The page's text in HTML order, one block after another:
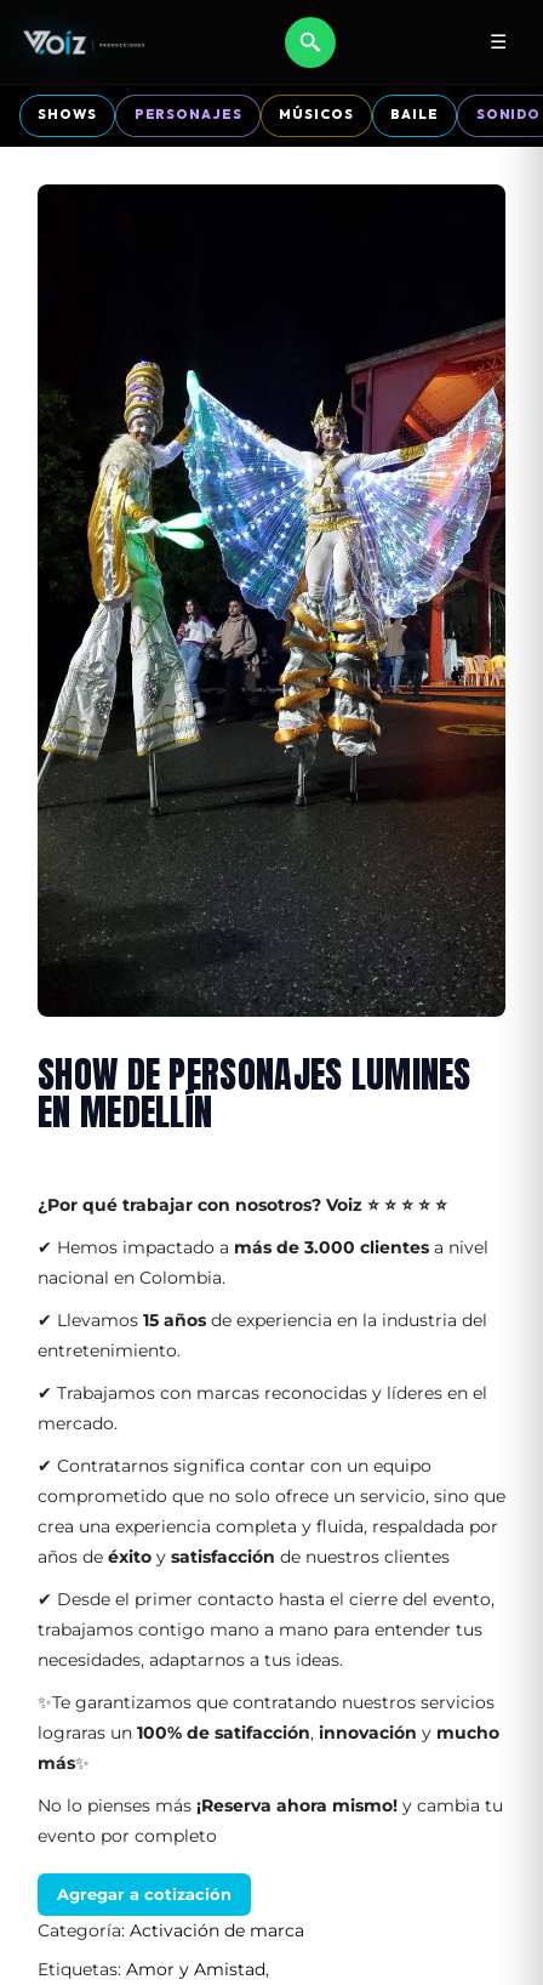
☰
SHOWS PERSONAJES MÚSICOS BAILE SONIDO
SHOW DE PERSONAJES LUMINES
EN MEDELLÍN
¿Por qué trabajar con nosotros? Voiz ⭐ ⭐ ⭐ ⭐ ⭐
✔ Hemos impactado a más de 3.000 clientes a nivel
nacional en Colombia.
✔ Llevamos 15 años de experiencia en la industria del
entretenimiento.
✔ Trabajamos con marcas reconocidas y líderes en el
mercado.
✔ Contratarnos significa contar con un equipo
comprometido que no solo ofrece un servicio, sino que
crea una experiencia completa y fluida, respaldada por
años de éxito y satisfacción de nuestros clientes
✔ Desde el primer contacto hasta el cierre del evento,
trabajamos contigo mano a mano para entender tus
necesidades, adaptarnos a tus ideas.
✨Te garantizamos que contratando nuestros servicios
lograras un 100% de satifacción, innovación y mucho
más✨
No lo pienses más ¡Reserva ahora mismo! y cambia tu
evento por completo
Agregar a cotización
Categoría: Activación de marca
Etiquetas: Amor y Amistad,